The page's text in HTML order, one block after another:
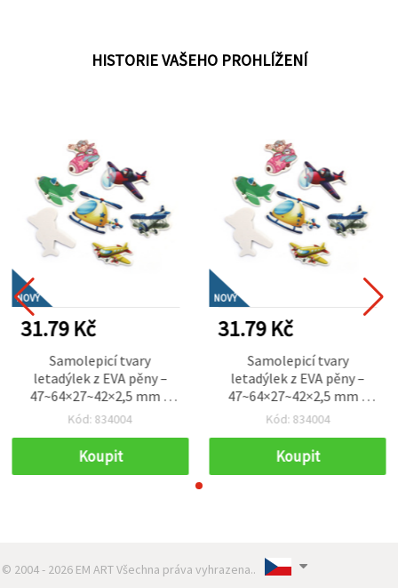
HISTORIE VAŠEHO PROHLÍŽENÍ
NOVÝ
31.79 Kč
Samolepicí tvary
letadýlek z EVA pěny –
47~64×27~42×2,5 mm –
cca 15–17 ks – barevné
dětské tvoření,
scrapbooking a DIY
Kód: 834004
Koupit
NOVÝ
31.79 Kč
Samolepicí tvary
letadýlek z EVA pěny –
47~64×27~42×2,5 mm –
cca 15–17 ks – barevné
dětské tvoření,
scrapbooking a DIY
Kód: 834004
Koupit
© 2004 - 2026 EM ART Všechna práva vyhrazena..